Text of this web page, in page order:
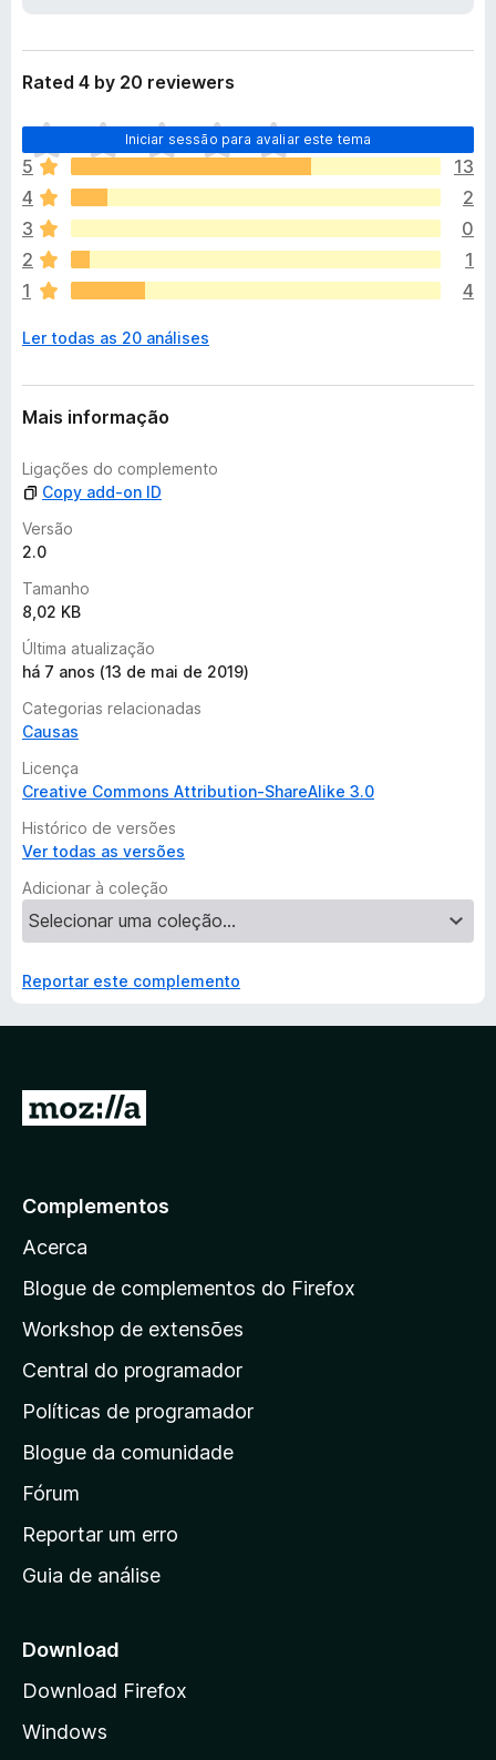
f
s
ã
Rated 4 by 20 reviewers
Iniciar sessão para avaliar este tema
N
ã
o
e
x
s
t
m
v
a
i
a
ç
õ
e
a
i
n
d
5
13
4
2
3
0
2
1
1
4
Ler todas as 20 análises
Mais informação
Ligações do complemento
Copy add-on ID
Versão
2.0
Tamanho
8,02 KB
Última atualização
há 7 anos (13 de mai de 2019)
Categorias relacionadas
Causas
Licença
Creative Commons Attribution-ShareAlike 3.0
Histórico de versões
Ver todas as versões
Adicionar à coleção
Reportar este complemento
a
a
a
á
g
i
a
i
n
c
a
d
a
Complementos
Acerca
Blogue de complementos do Firefox
Workshop de extensões
Central do programador
Políticas de programador
Blogue da comunidade
Fórum
Reportar um erro
Guia de análise
Download
Download Firefox
Windows